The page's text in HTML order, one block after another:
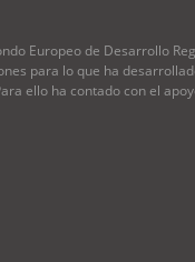
Europeo de Desarrollo
para lo que ha
ello ha contado con el